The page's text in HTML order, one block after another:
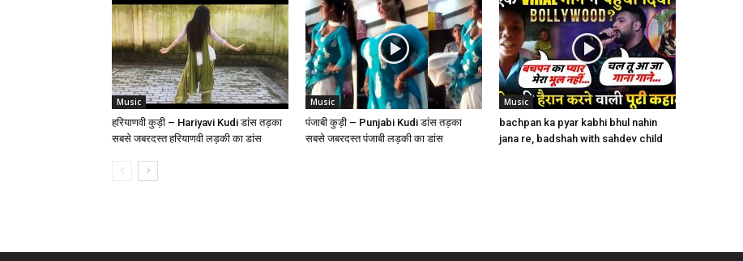
Music
हरियाणवी कुड़ी – Hariyavi Kudi डांस तड़का
सबसे जबरदस्त हरियाणवी लड़की का डांस
Music
पंजाबी कुड़ी – Punjabi Kudi डांस तड़का
सबसे जबरदस्त पंजाबी लड़की का डांस
Music
bachpan ka pyar kabhi bhul nahin
jana re, badshah with sahdev child